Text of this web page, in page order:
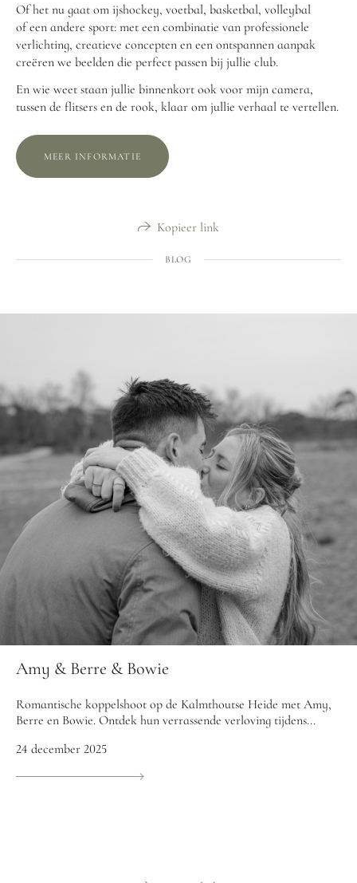
Of het nu gaat om ijshockey, voetbal, basketbal, volleybal
of een andere sport: met een combinatie van professionele
verlichting, creatieve concepten en een ontspannen aanpak
creëren we beelden die perfect passen bij jullie club.
En wie weet staan jullie binnenkort ook voor mijn camera,
tussen de flitsers en de rook, klaar om jullie verhaal te vertellen.
MEER INFORMATIE
Kopieer link
BLOG
Amy & Berre & Bowie
Romantische koppelshoot op de Kalmthoutse Heide met Amy,
Berre en Bowie. Ontdek hun verrassende verloving tijdens...
24 december 2025